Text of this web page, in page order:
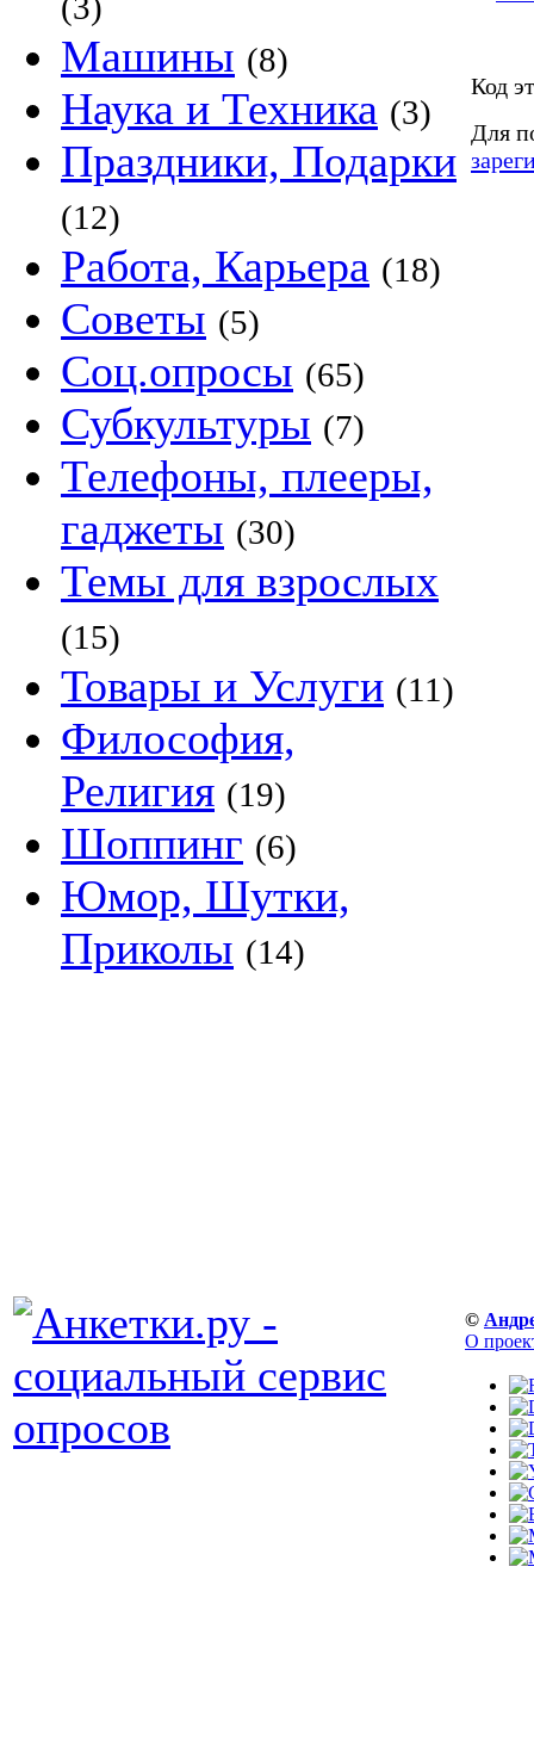
Машины (8)
Наука и Техника (3)
Праздники, Подарки
(12)
Работа, Карьера (18)
Советы (5)
Соц.опросы (65)
Субкультуры (7)
Телефоны, плееры,
гаджеты (30)
Темы для взрослых
(15)
Товары и Услуги (11)
Философия,
Религия (19)
Шоппинг (6)
Юмор, Шутки,
Приколы (14)
Код
Для
©
О